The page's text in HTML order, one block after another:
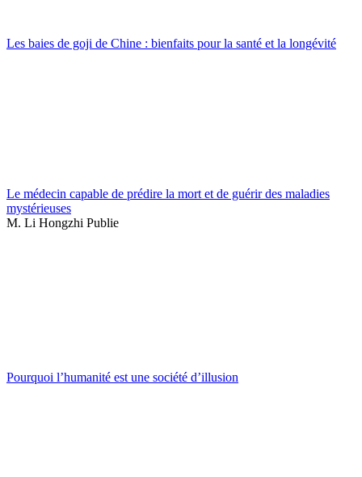
Les baies de goji de Chine : bienfaits pour la santé et la longévité
Le médecin capable de prédire la mort et de guérir des maladies
mystérieuses
M. Li Hongzhi Publie
Pourquoi l’humanité est une société d’illusion